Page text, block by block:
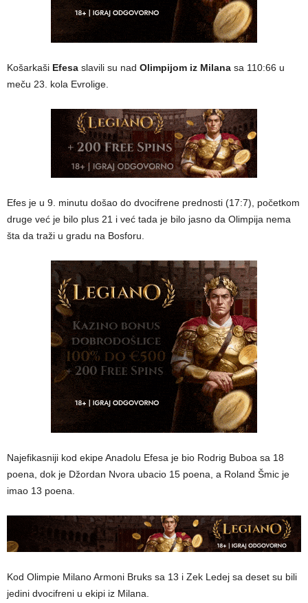
Košarkaši Efesa slavili su nad Olimpijom iz Milana sa 110:66 u
meču 23. kola Evrolige.
Efes je u 9. minutu došao do dvocifrene prednosti (17:7), početkom
druge već je bilo plus 21 i već tada je bilo jasno da Olimpija nema
šta da traži u gradu na Bosforu.
Najefikasniji kod ekipe Anadolu Efesa je bio Rodrig Buboa sa 18
poena, dok je Džordan Nvora ubacio 15 poena, a Roland Šmic je
imao 13 poena.
Kod Olimpie Milano Armoni Bruks sa 13 i Zek Ledej sa deset su bili
jedini dvocifreni u ekipi iz Milana.